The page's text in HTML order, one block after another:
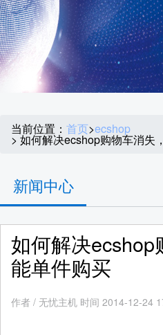
当前位置： 首页>ecshop
> 如何解决ecshop购物车消失
新闻中心
如何解决ecshop
能单件购买
作者 / 无忧主机 时间 2014-12-24